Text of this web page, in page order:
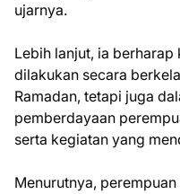
ujarnya.
Lebih lanjut, ia
dilakukan secara
Ramadan, tetapi juga
pemberdayaan
serta kegiatan yang
Menurutnya,